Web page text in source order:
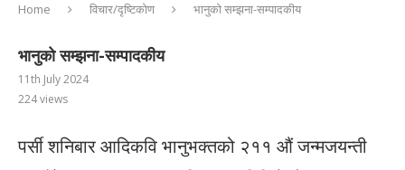
Home विचार/दृष्टिकोण भानुको सम्झना-सम्पादकीय
भानुको सम्झना-सम्पादकीय
11th July 2024
224views
पर्सी शनिबार आदिकवि भानुभक्तको २११ औं जन्मजयन्ती